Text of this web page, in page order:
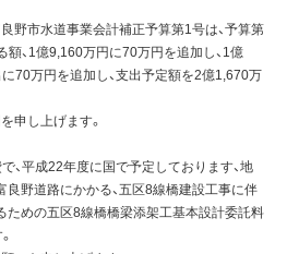
野市水道事業会計補正予算第1号は、予算第
額、1億9,160万円に70万円を追加し、1億
70万円を追加し、支出予定額を2億1,670万
申し上げます。
、平成22年度に国で予定しております、地
良野道路にかかる、五区8線橋建設工事に伴
ための五区8線橋橋梁添架工基本設計委託料